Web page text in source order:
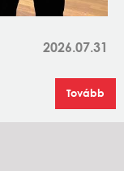
2026.07.31
Tovább